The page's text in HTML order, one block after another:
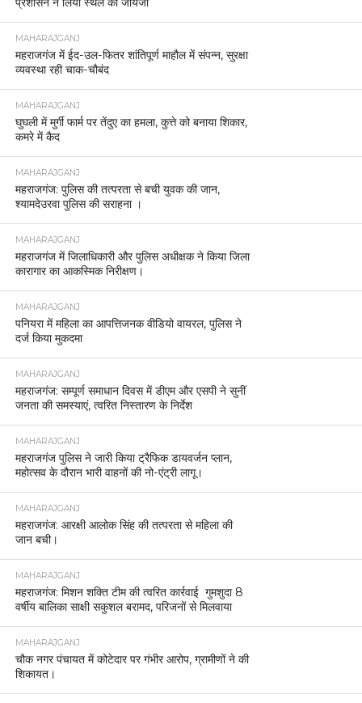
MAHARAJGANJ
महराजगंज में ईद-उल-फितर शांतिपूर्ण माहौल में संपन्न, सुरक्षा
व्यवस्था रही चाक-चौबंद
MAHARAJGANJ
घुघली में मुर्गी फार्म पर तेंदुए का हमला, कुत्ते को बनाया शिकार,
कमरे में कैद
MAHARAJGANJ
महराजगंज: पुलिस की तत्परता से बची युवक की जान,
श्यामदेउरवा पुलिस की सराहना ।
MAHARAJGANJ
महराजगंज में जिलाधिकारी और पुलिस अधीक्षक ने किया जिला
कारागार का आकस्मिक निरीक्षण।
MAHARAJGANJ
पनियरा में महिला का आपत्तिजनक वीडियो वायरल, पुलिस ने
दर्ज किया मुकदमा
MAHARAJGANJ
महराजगंज: सम्पूर्ण समाधान दिवस में डीएम और एसपी ने सुनीं
जनता की समस्याएं, त्वरित निस्तारण के निर्देश
MAHARAJGANJ
महराजगंज पुलिस ने जारी किया ट्रैफिक डायवर्जन प्लान,
महोत्सव के दौरान भारी वाहनों की नो-एंट्री लागू।
MAHARAJGANJ
महराजगंज: आरक्षी आलोक सिंह की तत्परता से महिला की
जान बची।
MAHARAJGANJ
महराजगंज: मिशन शक्ति टीम की त्वरित कार्रवाई गुमशुदा 8
वर्षीय बालिका साक्षी सकुशल बरामद, परिजनों से मिलवाया
MAHARAJGANJ
चौक नगर पंचायत में कोटेदार पर गंभीर आरोप, ग्रामीणों ने की
शिकायत।